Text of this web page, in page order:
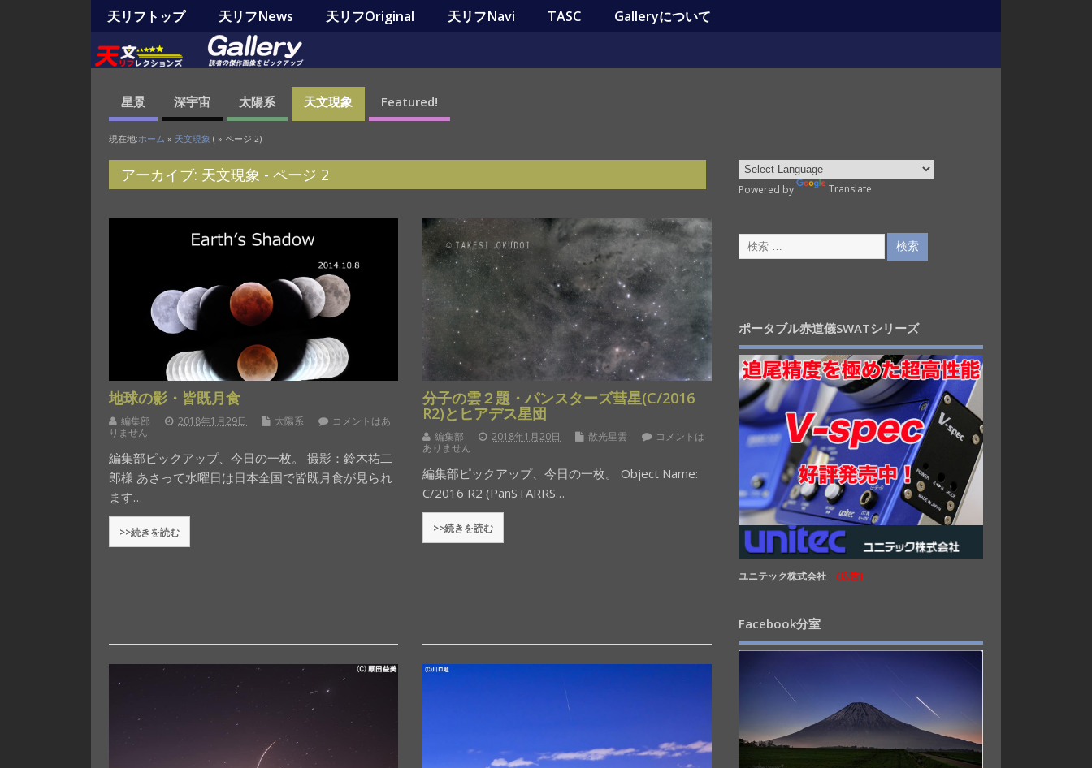
天リフトップ 天リフNews 天リフOriginal 天リフNavi TASC Galleryについて
星景 深宇宙 太陽系 天文現象 Featured!
現在地:ホーム » 天文現象 ( » ページ 2)
アーカイブ: 天文現象 - ページ 2
地球の影・皆既月食
編集部 2018年1月29日 太陽系
コメントはあ
りません
編集部ピックアップ、今日の一枚。 撮影：鈴木祐二
郎様 あさって水曜日は日本全国で皆既月食が見られ
ます…
>>続きを読む
分子の雲２題・パンスターズ彗星(C/2016
R2)とヒアデス星団
編集部 2018年1月20日 散光星雲
コメントは
ありません
編集部ピックアップ、今日の一枚。 Object Name:
C/2016 R2 (PanSTARRS…
>>続きを読む
Powered by Translate
ポータブル赤道儀SWATシリーズ
ユニテック株式会社 (広告)
Facebook分室